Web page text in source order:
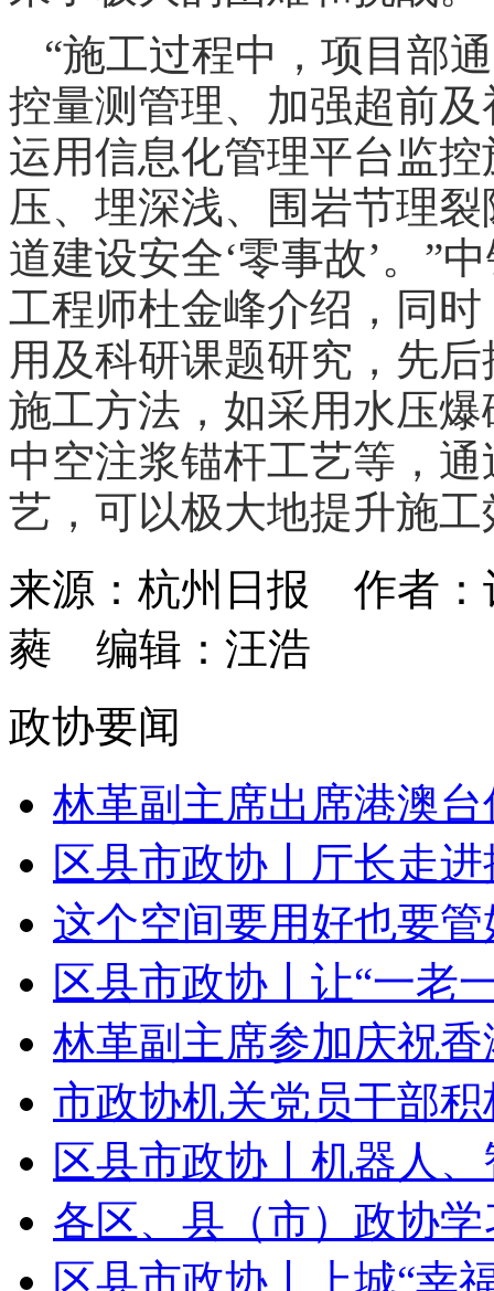
“施工过程中，项目部
控量测管理、加强超前
运用信息化管理平台监
压、埋深浅、围岩节理
道建设安全‘零事故’。”
工程师杜金峰介绍，同
用及科研课题研究，先
施工方法，如采用水压
中空注浆锚杆工艺等，
艺，可以极大地提升施工
来源：杭州日报 作者：
蕤 编辑：汪浩
政协要闻
林革副主席出席港澳
区县市政协丨厅长走
这个空间要用好也要
区县市政协丨让“一老
林革副主席参加庆祝
市政协机关党员干部
区县市政协丨机器人
各区、县（市）政协
区县市政协丨上城“幸